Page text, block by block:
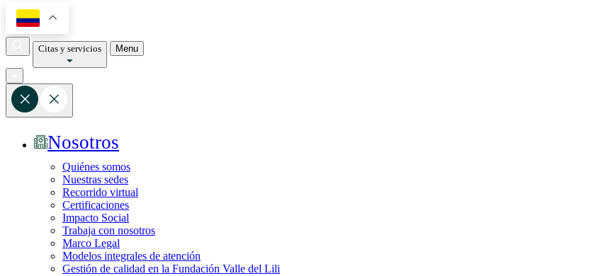
Citas y servicios Menu
Nosotros
Quiénes somos
Nuestras sedes
Recorrido virtual
Certificaciones
Impacto Social
Trabaja con nosotros
Marco Legal
Modelos integrales de atención
Gestión de calidad en la Fundación Valle del Lili